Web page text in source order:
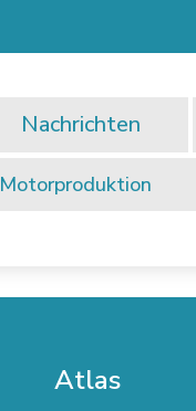
Nachrichten
Motorproduktion
Atlas